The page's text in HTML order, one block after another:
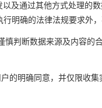
及通过其他方式处理的
明确的法律法规要求外
判断数据来源及内容
的明确同意，并仅限收集